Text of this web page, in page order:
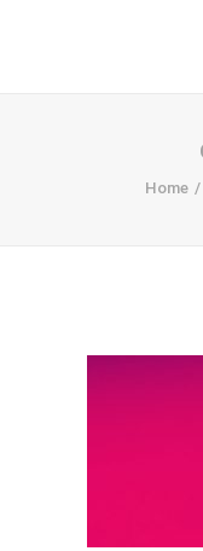
Ihr
Home